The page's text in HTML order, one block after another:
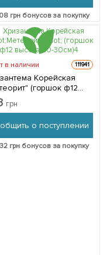
грн бонусов за покупку
в наличии 111941
Корейская
(горшок ф12
20-30см) 1 саженец
грн
о поступлении
грн бонусов за покупку